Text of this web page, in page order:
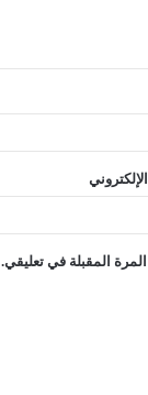
المقبلة في تعليقي.